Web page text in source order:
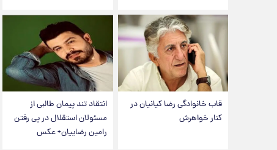
قاب خانوادگی رضا کیانیان در
کنار خواهرش
انتقاد تند پیمان طالبی از
مسئولان استقلال در پی رفتن
رامین رضاییان+ عکس